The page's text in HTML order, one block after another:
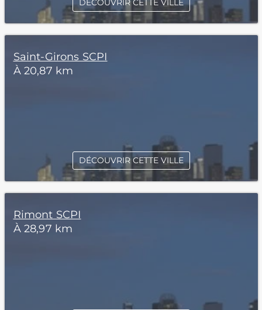
DÉCOUVRIR CETTE VILLE
Saint-Girons SCPI
À 20,87 km
DÉCOUVRIR CETTE VILLE
Rimont SCPI
À 28,97 km